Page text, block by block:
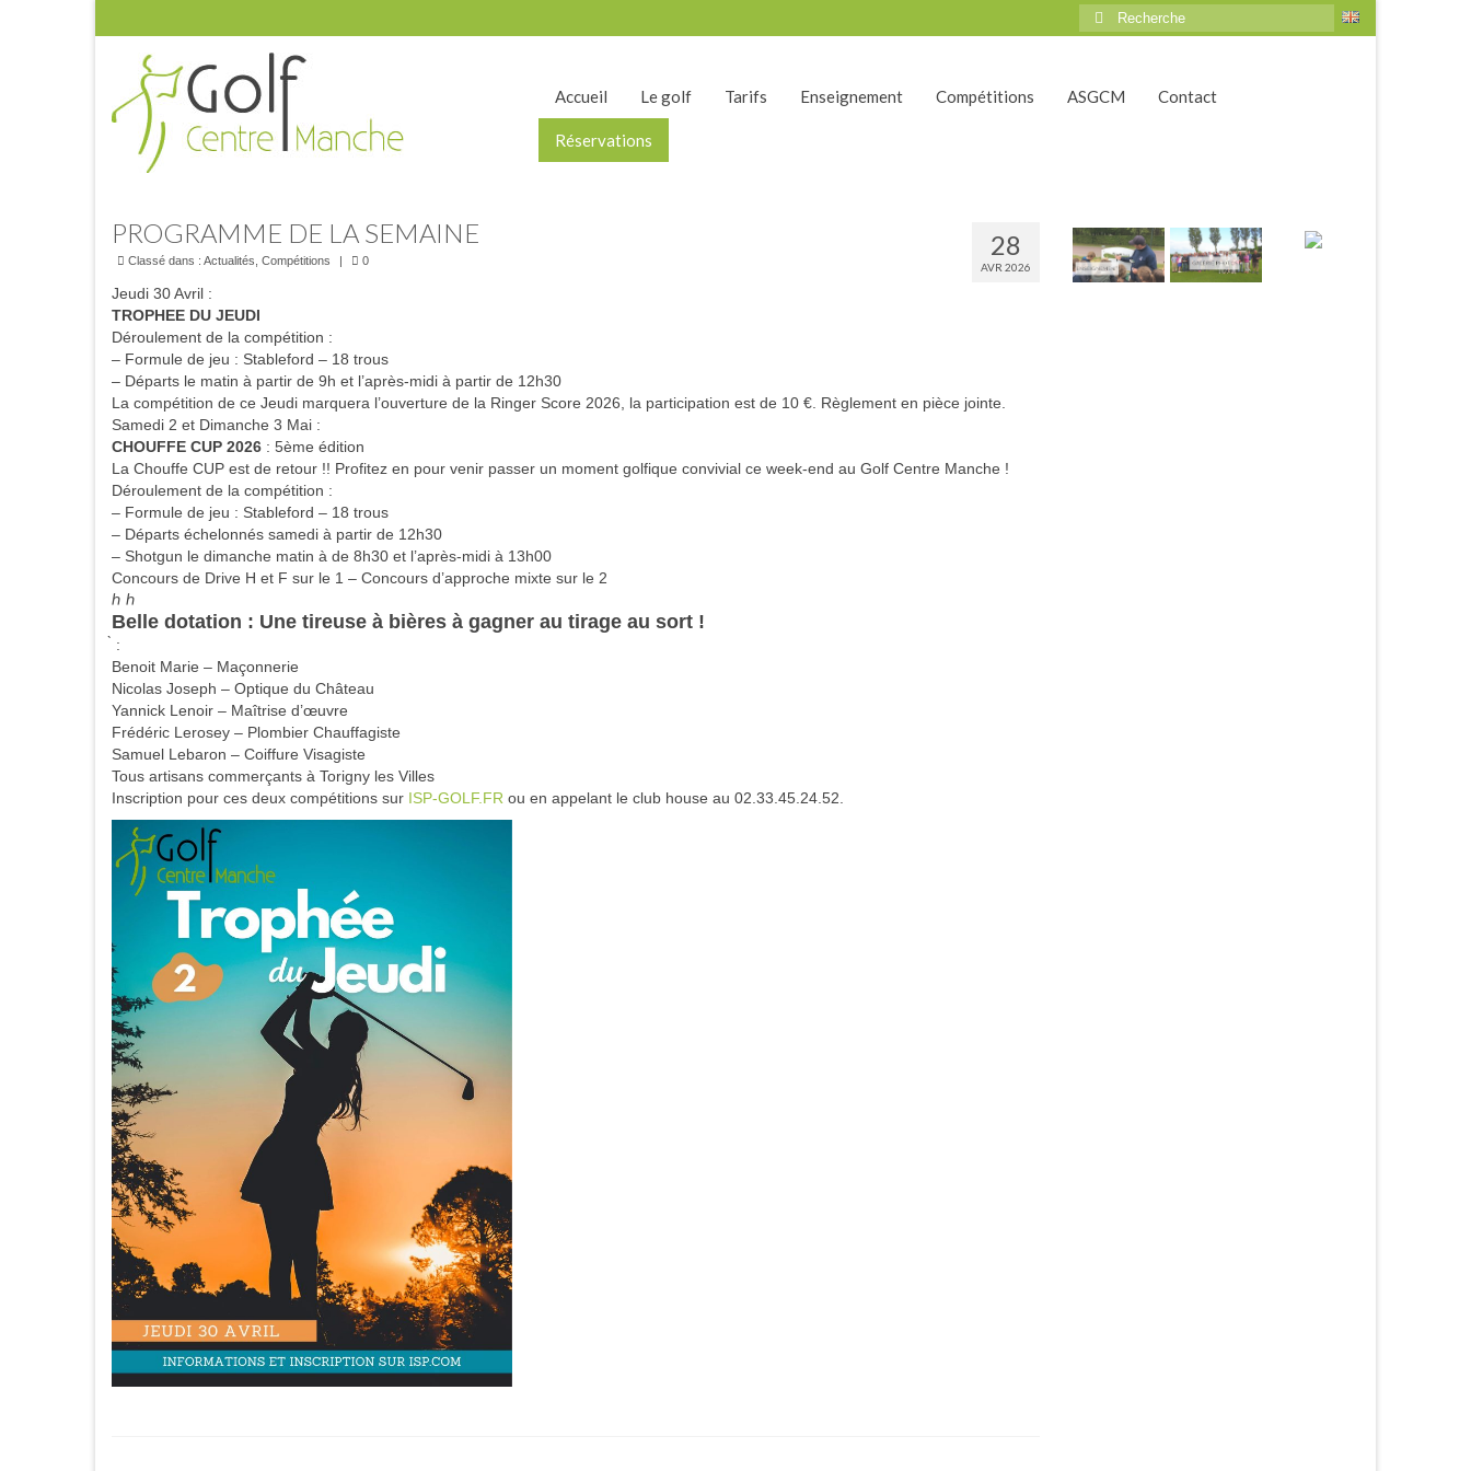
Rechercher
:
Accueil Le golf Tarifs Enseignement Compétitions ASGCM Contact
Réservations
28
AVR 2026
PROGRAMME DE LA SEMAINE
Classé dans : Actualités Compétitions | 0
Jeudi 30 Avril :
TROPHEE DU JEUDI
Déroulement de la compétition :
– Formule de jeu : Stableford – 18 trous
– Départs le matin à partir de 9h et l’après-midi à partir de 12h30
La compétition de ce Jeudi marquera l’ouverture de la Ringer Score 2026, la participation est de 10 €. Règlement en pièce jointe.
Samedi 2 et Dimanche 3 Mai :
CHOUFFE CUP 2026 : 5ème édition
La Chouffe CUP est de retour !! Profitez en pour venir passer un moment golfique convivial ce week-end au Golf Centre Manche !
Déroulement de la compétition :
– Formule de jeu : Stableford – 18 trous
– Départs échelonnés samedi à partir de 12h30
– Shotgun le dimanche matin à de 8h30 et l’après-midi à 13h00
Concours de Drive H et F sur le 1 – Concours d’approche mixte sur le 2
ℎ ℎ
Belle dotation : Une tireuse à bières à gagner au tirage au sort !
̀ :
Benoit Marie – Maçonnerie
Nicolas Joseph – Optique du Château
Yannick Lenoir – Maîtrise d’œuvre
Frédéric Lerosey – Plombier Chauffagiste
Samuel Lebaron – Coiffure Visagiste
Tous artisans commerçants à Torigny les Villes
Inscription pour ces deux compétitions sur ISP-GOLF.FR ou en appelant le club house au 02.33.45.24.52.